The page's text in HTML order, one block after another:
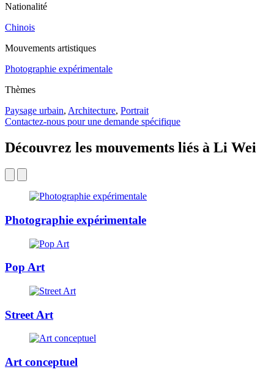
Nationalité
Chinois
Mouvements artistiques
Photographie expérimentale
Thèmes
Paysage urbain, Architecture, Portrait
Contactez-nous pour une demande spécifique
Découvrez les mouvements liés à Li Wei
Photographie expérimentale
Pop Art
Street Art
Art conceptuel